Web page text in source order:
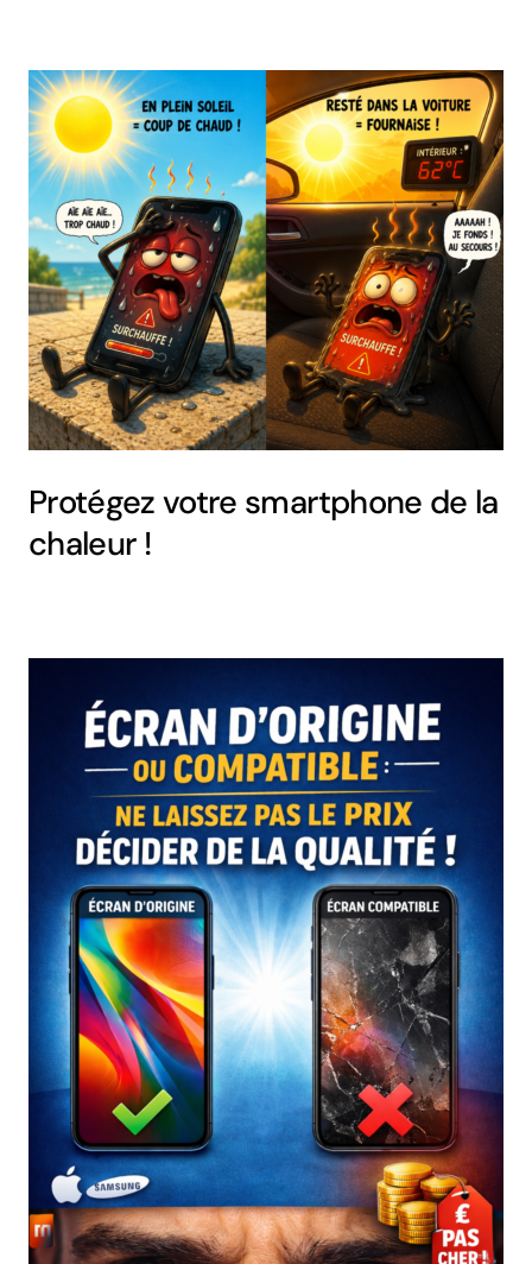
Protégez votre smartphone de la
chaleur !